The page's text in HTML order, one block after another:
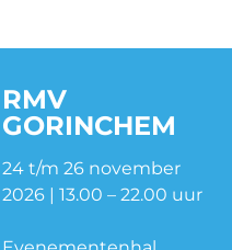
RMV
GORINCHEM
24 t/m 26 november
2026 | 13.00 – 22.00 uur